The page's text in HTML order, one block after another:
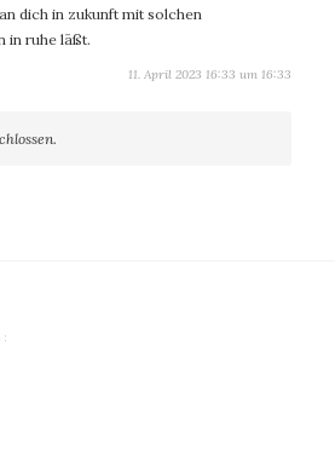
dich in zukunft mit solchen
in ruhe läßt.
11. April 2023 16:33 um 16:33